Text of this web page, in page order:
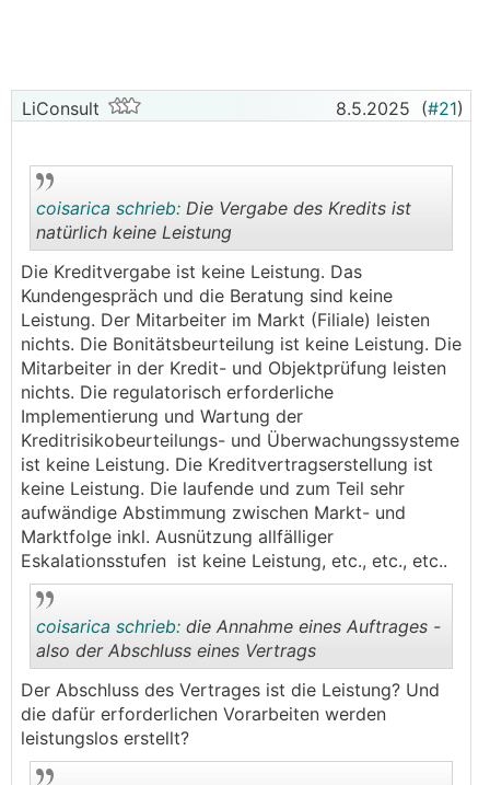
verzerrt dargestellt und man könnte glauben, dass
jetzt jede Bearbeitungsgebühr unzulässig wäre.
bestätigt, jedoch dessen Zulässigkeit von der Art
und Weise der Vereinbarung abhängig gemacht. Mit
dem Bearbeitungsentgelt werden nach Ansicht des
Obersten Gerichtshofes Leistungen wie unter
anderem die Risikobeurteilung, Angebotserstellung,
Vorbereitung, Verarbeitung und Kontrolle von
Unterlagen, Erfüllung von Informationspflichten,
Auszahlung, Archivierung und dergleichen
abgegolten, die gewöhnlich im Zuge der
Vertragsanbahnung und des Vertragsabschlusses
anfallen. Der OGH hat in seiner aktuellen
Entscheidung betont, dass bei der Bearbeitung und
Bereitstellung des Kredites, die Bank Leistungen an
den Kreditnehmer erbringt, für die sie ein Entgelt
verlangen darf und eine Pauschalierung des
Bearbeitungsentgelts grundsätzlich zulässig ist, die
konkreten Kosten jedoch nicht grob überschritten
werden dürfen. Die Höhe der Einmalgebühr muss
nicht mit dem tatsächlichen Aufwand des
Kreditgebers exakt korrelieren. Die Art der
Bemessung der Kreditbearbeitungsgebühr wurde,
absoluter Betrag basierend auf den oben
angeführten Aufwandspositionen in Ihrem Vertrag
genannt.
LiConsult 8.5.2025 (#21)
..
coisarica schrieb: Die Vergabe des Kredits ist
natürlich keine Leistung
Die Kreditvergabe ist keine Leistung. Das
Kundengespräch und die Beratung sind keine
Leistung. Der Mitarbeiter im Markt (Filiale) leisten
nichts. Die Bonitätsbeurteilung ist keine Leistung. Die
Mitarbeiter in der Kredit- und Objektprüfung leisten
nichts. Die regulatorisch erforderliche
Implementierung und Wartung der
Kreditrisikobeurteilungs- und Überwachungssysteme
ist keine Leistung. Die Kreditvertragserstellung ist
keine Leistung. Die laufende und zum Teil sehr
aufwändige Abstimmung zwischen Markt- und
Marktfolge inkl. Ausnützung allfälliger
Eskalationsstufen ist keine Leistung, etc., etc., etc..
.
coisarica schrieb: die Annahme eines Auftrages -
also der Abschluss eines Vertrags
Der Abschluss des Vertrages ist die Leistung? Und
die dafür erforderlichen Vorarbeiten werden
leistungslos erstellt?